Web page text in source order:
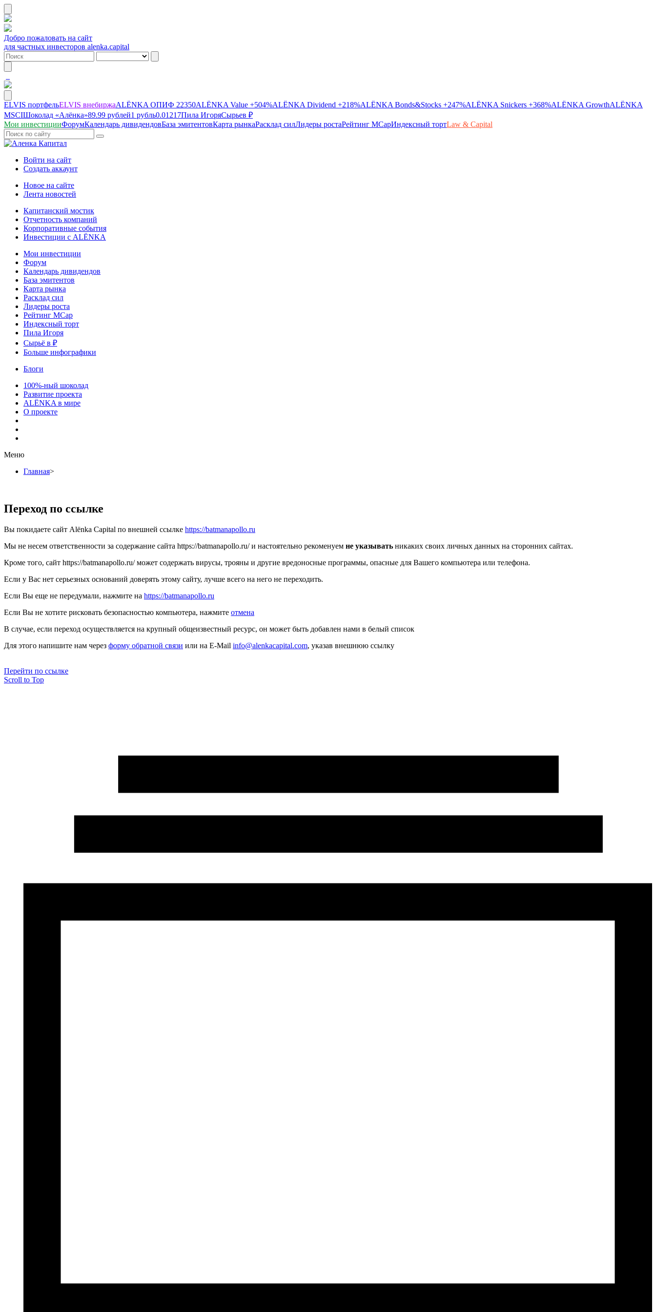
Добро пожаловать на сайт
для частных инвесторов alenka.capital
ELVIS портфельELVIS внебиржаALЁNKA ОПИФ 22350ALЁNKA Value +504%ALЁNKA Dividend +218%ALЁNKA Bonds&Stocks +247%ALЁNKA Snickers +368%ALЁNKA GrowthALЁNKA
MSCIШоколад «Алёнка»89.99 рублей1 рубль0.01217Пила ИгоряСырьев ₽
Мои инвестицииФорумКалендарь дивидендовБаза эмитентовКарта рынкаРасклад силЛидеры ростаРейтинг MCapИндексный тортLaw & Capital
Войти на сайт
Создать аккаунт
Новое на сайте
Лента новостей
Капитанский мостик
Отчетность компаний
Корпоративные события
Инвестиции с ALЁNKA
Мои инвестиции
Форум
Календарь дивидендов
База эмитентов
Карта рынка
Расклад сил
Лидеры роста
Рейтинг MCap
Индексный торт
Пила Игоря
Сырьё в ₽
Больше инфографики
Блоги
100%-ный шоколад
Развитие проекта
ALЁNKA в мире
О проекте
Меню
Главная>
Переход по ссылке
Вы покидаете сайт Alёnka Capital по внешней ссылке https://batmanapollo.ru
Мы не несем ответственности за содержание сайта https://batmanapollo.ru/ и настоятельно рекоменуем не указывать никаких своих личных данных на сторонних сайтах.
Кроме того, сайт https://batmanapollo.ru/ может содержать вирусы, трояны и другие вредоносные программы, опасные для Вашего компьютера или телефона.
Если у Вас нет серьезных оснований доверять этому сайту, лучше всего на него не переходить.
Если Вы еще не передумали, нажмите на https://batmanapollo.ru
Если Вы не хотите рисковать безопасностью компьютера, нажмите отмена
В случае, если переход осуществляется на крупный общеизвестный ресурс, он может быть добавлен нами в белый список
Для этого напишите нам через форму обратной связи или на E-Mail info@alenkacapital.com, указав внешнюю ссылку
Перейти по ссылке
Scroll to Top